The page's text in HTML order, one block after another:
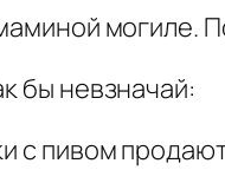
могиле.
бы невзначай:
с пивом